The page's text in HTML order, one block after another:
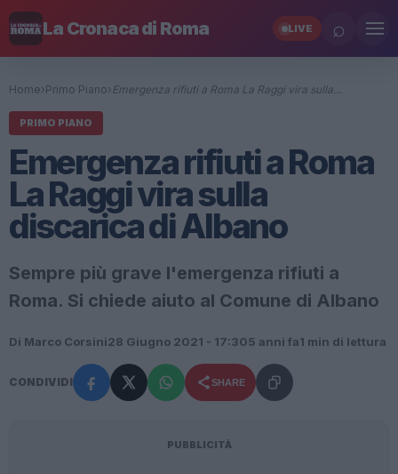
La Cronaca di Roma LIVE ⌕
Home› Primo Piano› Emergenza rifiuti a Roma La Raggi vira sulla…
PRIMO PIANO
Emergenza rifiuti a Roma
La Raggi vira sulla
discarica di Albano
Sempre più grave l'emergenza rifiuti a
Roma. Si chiede aiuto al Comune di Albano
Di Marco Corsini28 Giugno 2021 - 17:305 anni fa1 min di lettura
CONDIVIDI SHARE
PUBBLICITÀ